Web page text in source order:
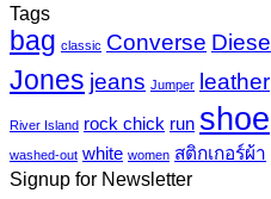
Tags
bag classic Converse Diesel
Jones jeans Jumper leather
River Island rock chick run shoe
washed-out white women สติกเกอร์ผ้า
Signup for Newsletter